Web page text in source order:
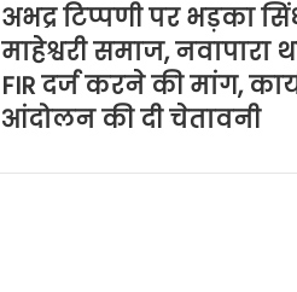
अभद्र टिप्पणी पर भड़का
माहेश्वरी समाज,
FIR दर्ज करने की मांग,
आंदोलन की दी चेतावनी